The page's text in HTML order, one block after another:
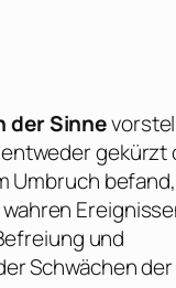
der Sinne
gekürzt
Umbruch befand,
und
Schwächen der